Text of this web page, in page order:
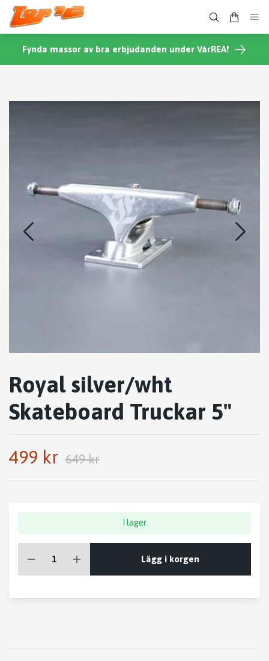
Fynda massor av bra erbjudanden under VårREA!
Royal silver/wht
Skateboard Truckar 5"
499 kr 649 kr
I lager
Lägg i korgen